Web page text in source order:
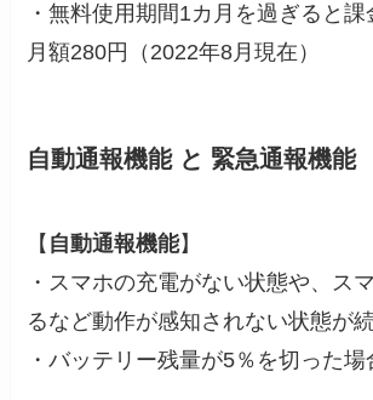
・無料使用期間1カ月を過ぎると課
月額280円（2022年8月現在）
自動通報機能 と 緊急通報機能
【 自動通報機能】
・スマホの充電がない状態や、ス
るなど動作が感知されない状態が
・バッテリー残量が5％を切った場